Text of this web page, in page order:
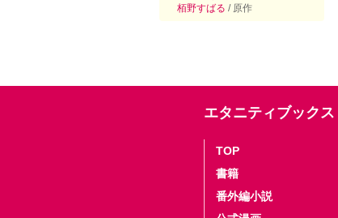
栢野すばる / 原作
エタニティブックス
TOP
書籍
番外編小説